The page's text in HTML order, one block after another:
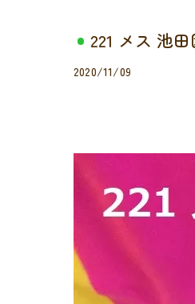
221 メス 池田
2020/11/09